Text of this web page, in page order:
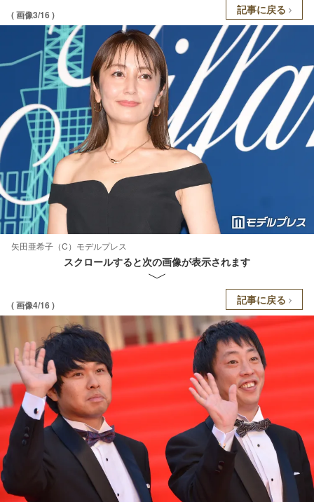
( 画像3/16 ) 記事に戻る
矢田亜希子（C）モデルプレス
スクロールすると次の画像が表示されます
( 画像4/16 ) 記事に戻る